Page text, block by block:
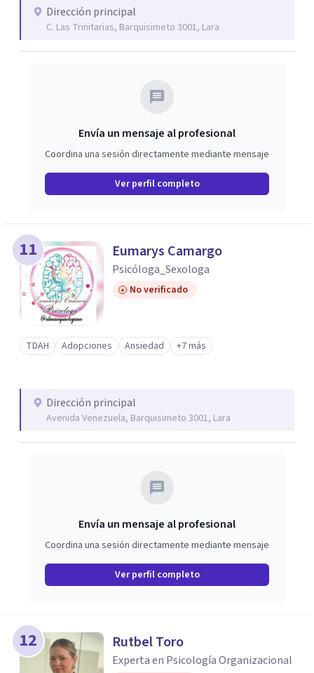
Dirección principal
C. Las Trinitarias, Barquisimeto 3001, Lara
Envía un mensaje al profesional
Coordina una sesión directamente mediante mensaje
Ver perfil completo
11 Eumarys Camargo
Psicóloga_Sexologa
No verificado
TDAH Adopciones Ansiedad +7 más
Dirección principal
Avenida Venezuela, Barquisimeto 3001, Lara
Envía un mensaje al profesional
Coordina una sesión directamente mediante mensaje
Ver perfil completo
12 Rutbel Toro
Experta en Psicología Organizacional